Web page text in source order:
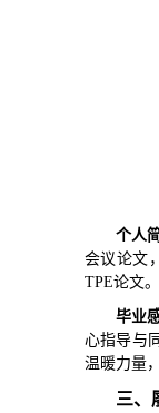
个人
会议论文
TPE论文
毕业
心指导与
温暖力量
三、